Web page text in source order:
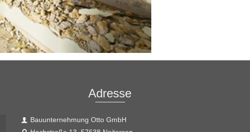
Adresse
Bauunternehmung Otto GmbH